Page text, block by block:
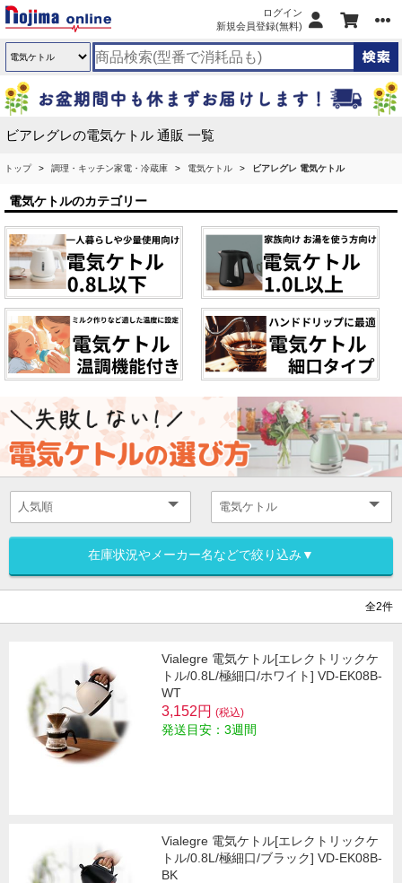
ログイン
新規会員登録(無料)
ビアレグレの電気ケトル 通販 一覧
トップ 調理・キッチン家電・冷蔵庫 電気ケトル ビアレグレ 電気ケトル
電気ケトルのカテゴリー
在庫状況やメーカー名などで絞り込み▼
全2件
Vialegre 電気ケトル[エレクトリックケ
トル/0.8L/極細口/ホワイト] VD-EK08B-
WT
3,152円 (税込)
発送目安：3週間
Vialegre 電気ケトル[エレクトリックケ
トル/0.8L/極細口/ブラック] VD-EK08B-
BK